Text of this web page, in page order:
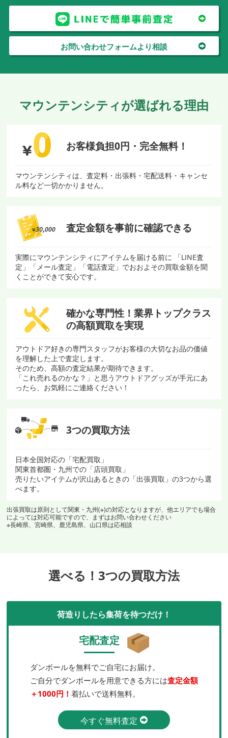
お問い合わせフォームより相談
マウンテンシティが選ばれる理由
お客様負担0円・ 完全無料！
マウンテンシティは、査定料・出張料・宅配送料・キャンセ
ル料など一切かかりません。
査定金額を事前に確認できる
実際にマウンテンシティにアイテムを届ける前に 「LINE査
定」「メール査定」「電話査定」でおおよその買取金額を聞
くことができて安心です。
確かな専門性！ 業界トップクラス
の高額買取を実現
アウトドア好きの専門スタッフがお客様の大切なお品の価値
を理解した上で査定します。
そのため、高額の査定結果が期待できます。
「これ売れるのかな？」と思うアウトドアグッズが手元にあ
ったら、お気軽にご連絡ください！
3つの買取方法
日本全国対応の「宅配買取」
関東首都圏・九州での「店頭買取」
売りたいアイテムが沢山あるときの「出張買取」の3つから選
べます。
出張買取は原則として関東・九州(※)の対応となりますが、他エリアでも場合
によっては対応可能ですので、まずはお問い合わせください
※長崎県、宮崎県、鹿児島県、山口県は応相談
選べる！3つの買取方法
荷造りしたら集荷を待つだけ！
宅配査定
ダンボールを無料でご自宅にお届け。
ご自分でダンボールを用意できる方には査定金額
＋1000円！ 着払いで送料無料。
今すぐ無料査定